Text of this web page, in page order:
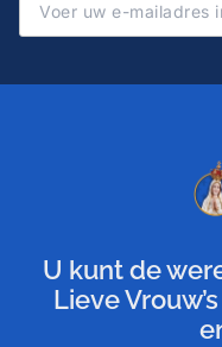
U kunt de
Lieve